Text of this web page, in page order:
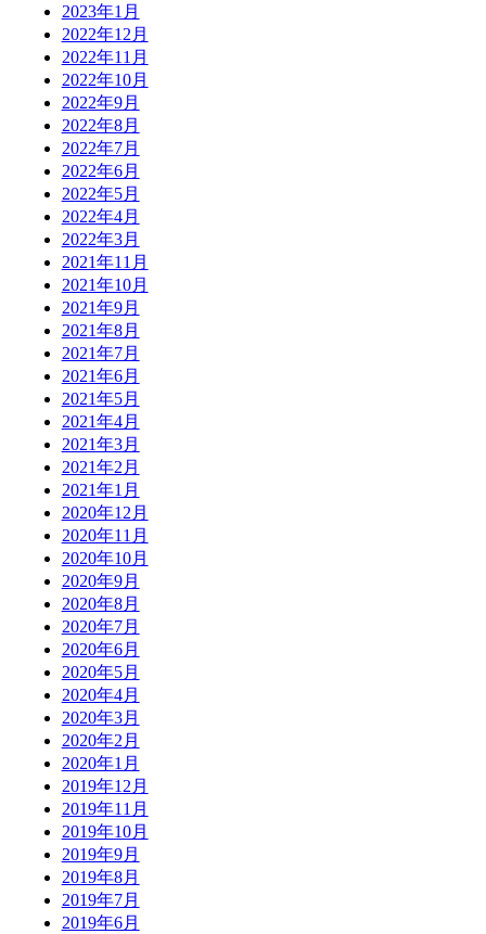
2023年1月
2022年12月
2022年11月
2022年10月
2022年9月
2022年8月
2022年7月
2022年6月
2022年5月
2022年4月
2022年3月
2021年11月
2021年10月
2021年9月
2021年8月
2021年7月
2021年6月
2021年5月
2021年4月
2021年3月
2021年2月
2021年1月
2020年12月
2020年11月
2020年10月
2020年9月
2020年8月
2020年7月
2020年6月
2020年5月
2020年4月
2020年3月
2020年2月
2020年1月
2019年12月
2019年11月
2019年10月
2019年9月
2019年8月
2019年7月
2019年6月